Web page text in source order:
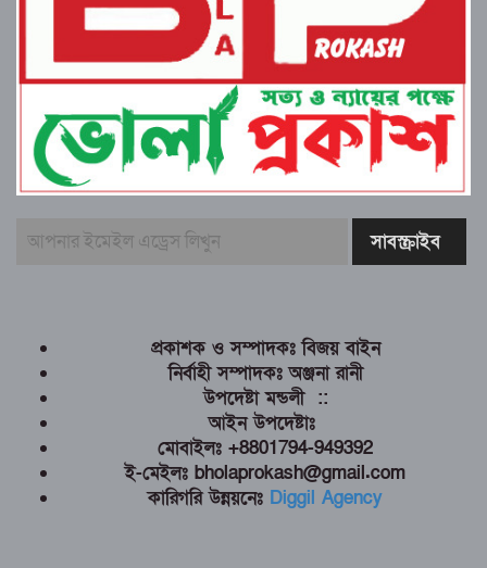
প্রকাশক ও সম্পাদকঃ বিজয় বাইন
নির্বাহী সম্পাদকঃ অঞ্জনা রানী
উপদেষ্টা মন্ডলী ::
আইন উপদেষ্টাঃ
মোবাইলঃ +8801794-949392
ই-মেইলঃ bholaprokash@gmail.com
কারিগরি উন্নয়নেঃ Diggil Agency